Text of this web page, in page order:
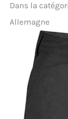
Dans la
Allemagne